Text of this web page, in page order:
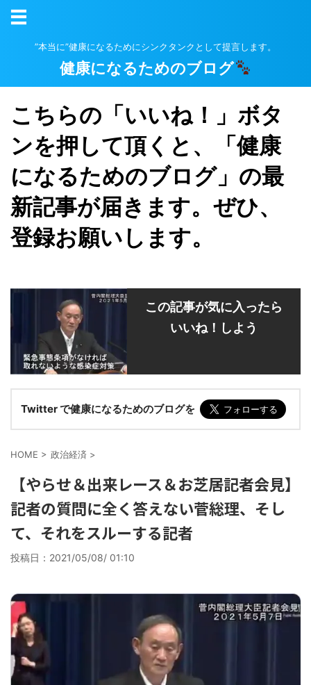
”本当に”健康になるためにシンクタンクとして提言します。
健康になるためのブログ
こちらの「いいね！」ボタ
ンを押して頂くと、「健康
になるためのブログ」の最
新記事が届きます。ぜひ、
登録お願いします。
この記事が気に入ったら
いいね！しよう
Twitter で健康になるためのブログを
HOME > 政治経済 >
【やらせ＆出来レース＆お芝居記者会見】
記者の質問に全く答えない菅総理、そし
て、それをスルーする記者
投稿日： 2021/05/08/ 01:10